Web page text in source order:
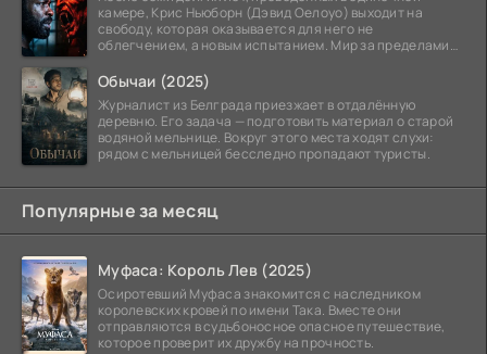
камере, Крис Ньюборн (Дэвид Оелоуо) выходит на
свободу, которая оказывается для него не
облегчением, а новым испытанием. Мир за пределами
Обычаи (2025)
Журналист из Белграда приезжает в отдалённую
деревню. Его задача — подготовить материал о старой
водяной мельнице. Вокруг этого места ходят слухи:
рядом с мельницей бесследно пропадают туристы.
Популярные за месяц
Муфаса: Король Лев (2025)
Осиротевший Муфаса знакомится с наследником
королевских кровей по имени Така. Вместе они
отправляются в судьбоносное опасное путешествие,
которое проверит их дружбу на прочность.